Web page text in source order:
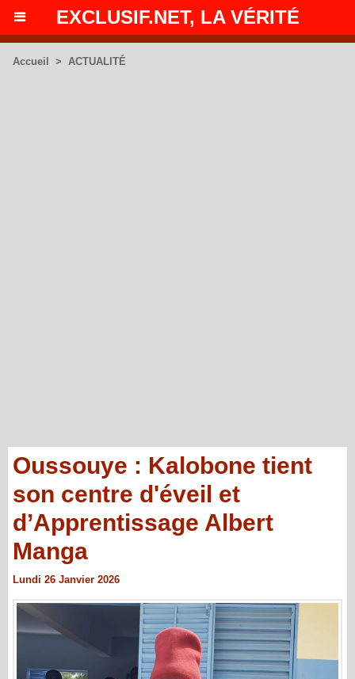
EXCLUSIF.NET, LA VÉRITÉ
Accueil > ACTUALITÉ
Oussouye : Kalobone tient
son centre d'éveil et
d’Apprentissage Albert
Manga
Lundi 26 Janvier 2026